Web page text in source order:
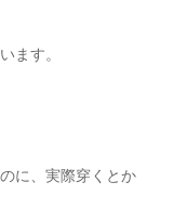
ます。
に、実際穿くとか